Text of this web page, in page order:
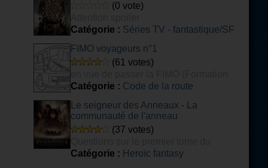
(0 vote)
Catégorie : Séries TV - fantastique/SF
FIMO voyageurs n°1
(61 votes)
Initiale Minimale Obligatoire) voyageurs.
Catégorie : Code de la route
Le seigneur des Anneaux - La
communauté de l'anneau
(37 votes)
Seigneur des Anneaux
Catégorie : Heroïc fantasy